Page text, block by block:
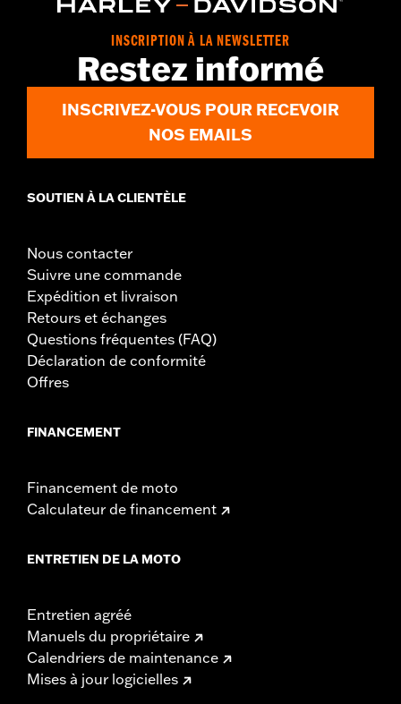
INSCRIPTION À LA NEWSLETTER
Restez informé
INSCRIVEZ-VOUS POUR RECEVOIR
NOS EMAILS
SOUTIEN À LA CLIENTÈLE
Nous contacter
Suivre une commande
Expédition et livraison
Retours et échanges
Questions fréquentes (FAQ)
Déclaration de conformité
Offres
FINANCEMENT
Financement de moto
Calculateur de financement
ENTRETIEN DE LA MOTO
Entretien agréé
Manuels du propriétaire
Calendriers de maintenance
Mises à jour logicielles